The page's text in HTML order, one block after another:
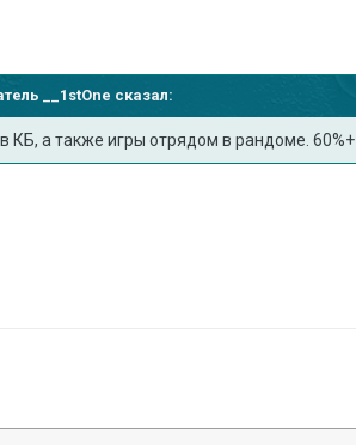
__1stOne сказал:
КБ, а также игры отрядом в рандоме. 60%+